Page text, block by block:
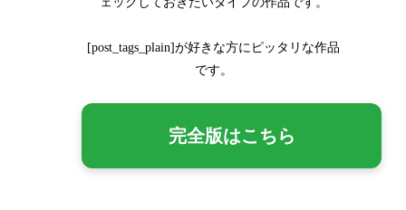
[post_tags_plain]が好きな方にピッタリな作品
です。
完全版はこちら